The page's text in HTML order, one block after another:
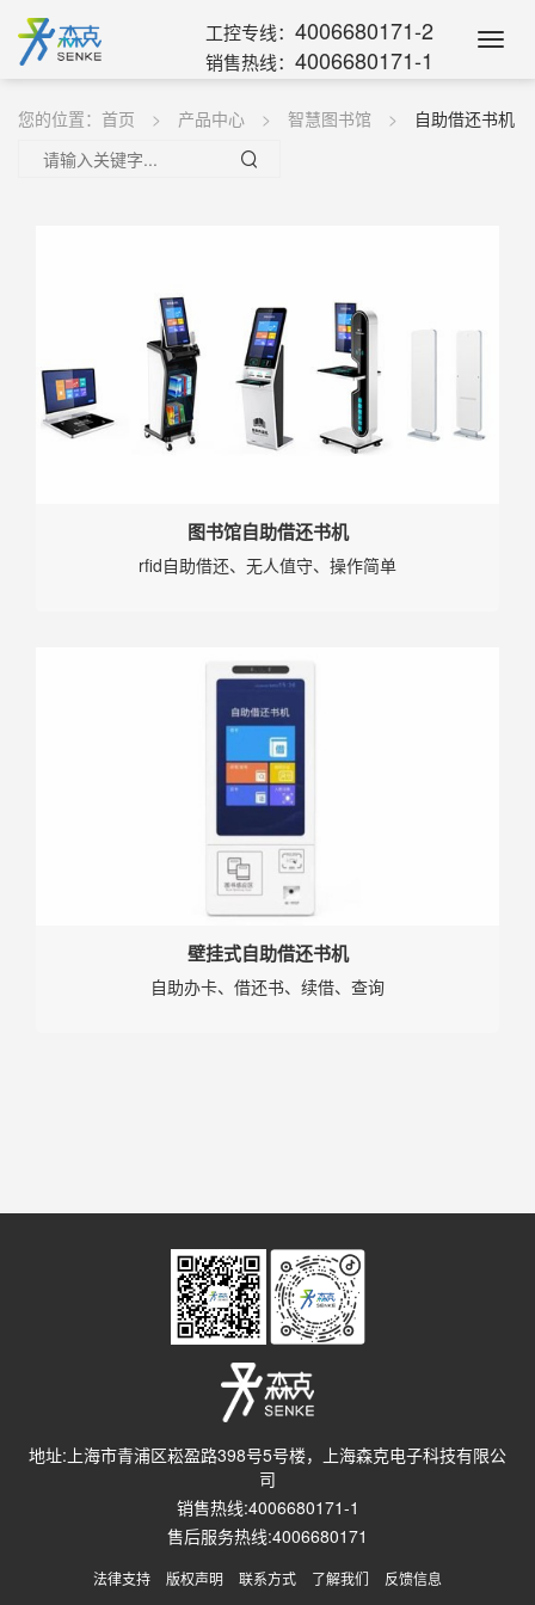
工控专线： 4006680171-2
销售热线： 4006680171-1
您的位置： 首页 产品中心 智慧图书馆 自助借还书机
图书馆自助借还书机
rfid自助借还、无人值守、操作简单
壁挂式自助借还书机
自助办卡、借还书、续借、查询
地址:上海市青浦区崧盈路398号5号楼，上海森克电子科技有限公
司
销售热线:4006680171-1
售后服务热线:4006680171
法律支持 版权声明 联系方式 了解我们 反馈信息